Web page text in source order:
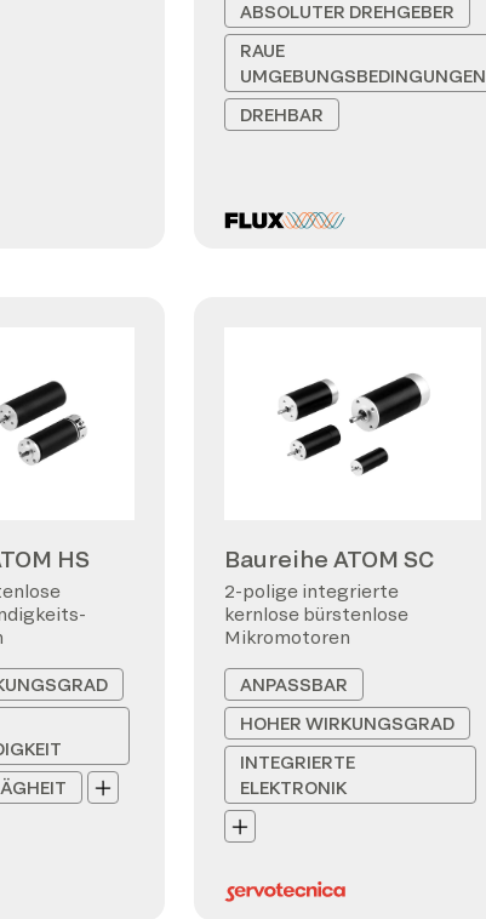
ABSOLUTER DREHGEBER
RAUE
UMGEBUNGSBEDINGUNGEN
DREHBAR
HS Baureihe ATOM SC
2-polige integrierte
kernlose bürstenlose
Mikromotoren
ANPASSBAR
HOHER WIRKUNGSGRAD
INTEGRIERTE
ELEKTRONIK